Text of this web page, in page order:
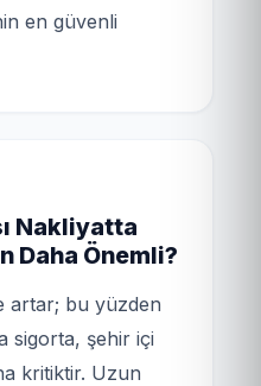
en güvenli
Nakliyatta
Daha Önemli?
artar; bu yüzden
sigorta, şehir içi
kritiktir. Uzun